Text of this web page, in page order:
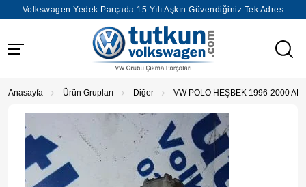
Volkswagen Yedek Parçada 15 Yılı Aşkın Güvendiğiniz Tek Adres
Anasayfa Ürün Grupları Diğer VW POLO HEŞBEK 1996-2000